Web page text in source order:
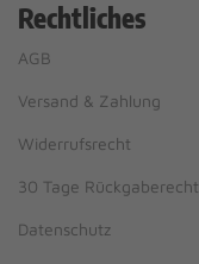
Rechtliches
AGB
Versand & Zahlung
Widerrufsrecht
30 Tage Rückgaberecht
Datenschutz